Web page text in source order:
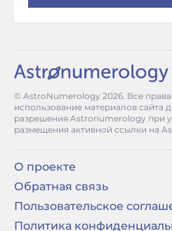
© AstroNumerology 2026. Все
использование материалов сайта
разрешения Astronumerology при
размещения активной ссылки на
О проекте
Обратная связь
Пользовательское
Политика